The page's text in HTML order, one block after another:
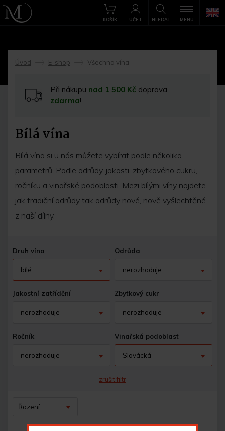
HLEDAT
KOŠÍK ÚČET MENU
Úvod
->
E-shop
->
Všechna vína
Při nákupu nad 1 500 Kč doprava
zdarma!
Bílá vína
Bílá vína si u nás můžete vybírat podle několika
parametrů. Podle odrůdy, jakosti, zbytkového cukru,
ročníku a vinařské podoblasti. Mezi bílými víny najdete
jak tradiční odrůdy tak odrůdy nové, nově vyšlechtěné
z naší dílny.
Druh vína
bílé
Odrůda
nerozhoduje
Jakostní zatřídění
nerozhoduje
Zbytkový cukr
nerozhoduje
Ročník
nerozhoduje
Vinařská podoblast
Slovácká
zrušit filtr
Řazení